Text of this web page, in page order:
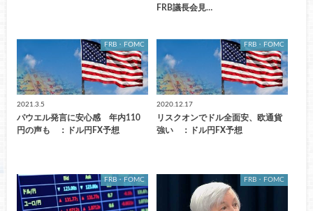
FRB議長会見…
FRB・FOMC
2021.3.5
パウエル発言に安心感 年内110
円の声も ：ドル円FX予想
FRB・FOMC
2020.12.17
リスクオンでドル全面安、欧通貨
強い ：ドル円FX予想
FRB・FOMC FRB・FOMC